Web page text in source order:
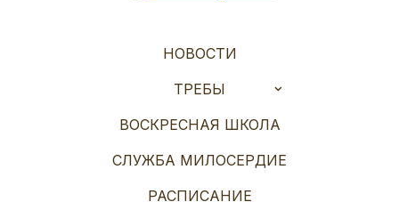
НОВОСТИ
ТРЕБЫ
ВОСКРЕСНАЯ ШКОЛА
СЛУЖБА МИЛОСЕРДИЕ
РАСПИСАНИЕ